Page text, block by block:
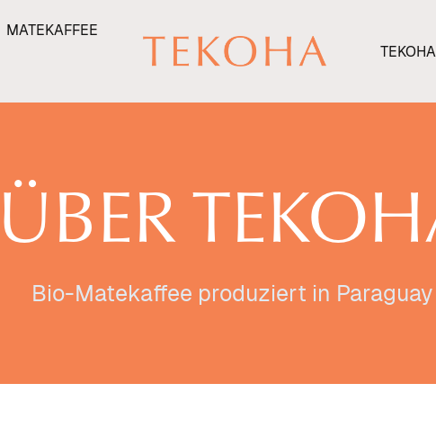
MATEKAFFEE
ÜBER
Bio-Matekaffee produziert in Paraguay